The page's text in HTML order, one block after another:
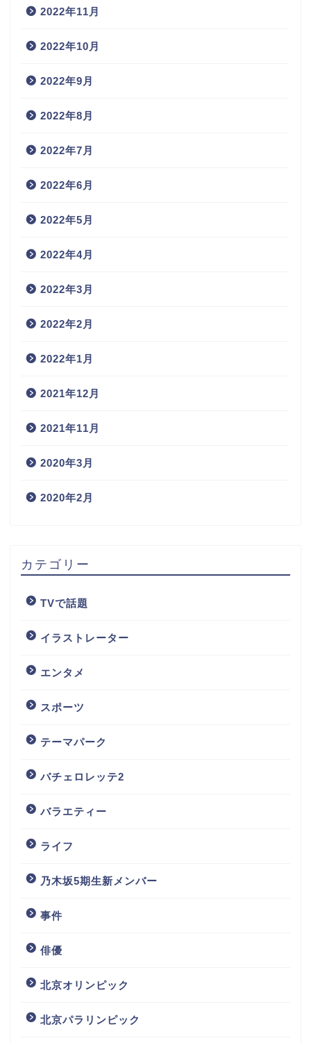
2022年11月
2022年10月
2022年9月
2022年8月
2022年7月
2022年6月
2022年5月
2022年4月
2022年3月
2022年2月
2022年1月
2021年12月
2021年11月
2020年3月
2020年2月
カテゴリー
TVで話題
イラストレーター
エンタメ
スポーツ
テーマパーク
バチェロレッテ2
バラエティー
ライフ
乃木坂5期生新メンバー
事件
俳優
北京オリンピック
北京パラリンピック